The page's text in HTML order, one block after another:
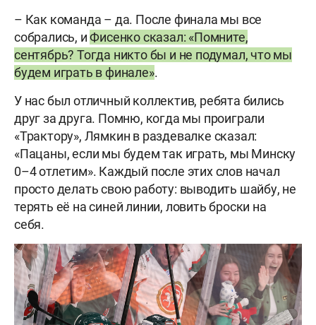
– Как команда – да. После финала мы все
собрались, иФисенко сказал: «Помните,
сентябрь? Тогда никто бы и не подумал, что мы
будем играть в финале».
У нас был отличный коллектив, ребята бились
друг за друга. Помню, когда мы проиграли
«Трактору», Лямкин в раздевалке сказал:
«Пацаны, если мы будем так играть, мы Минску
0–4 отлетим». Каждый после этих слов начал
просто делать свою работу: выводить шайбу, не
терять её на синей линии, ловить броски на
себя.